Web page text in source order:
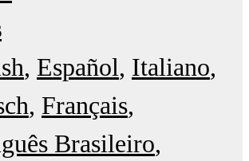
Español Italiano
Français
Brasileiro